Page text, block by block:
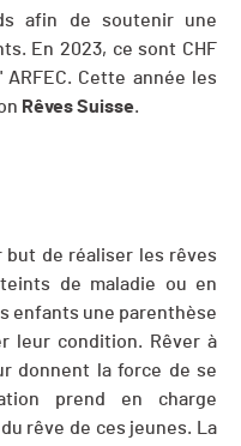
afin de soutenir une
En 2023, ce sont CHF
Cette année les
Rêves Suisse.
but de réaliser les rêves
de maladie ou en
enfants une parenthèse
leur condition. Rêver à
donnent la force de se
prend en charge
rêve de ces jeunes. La